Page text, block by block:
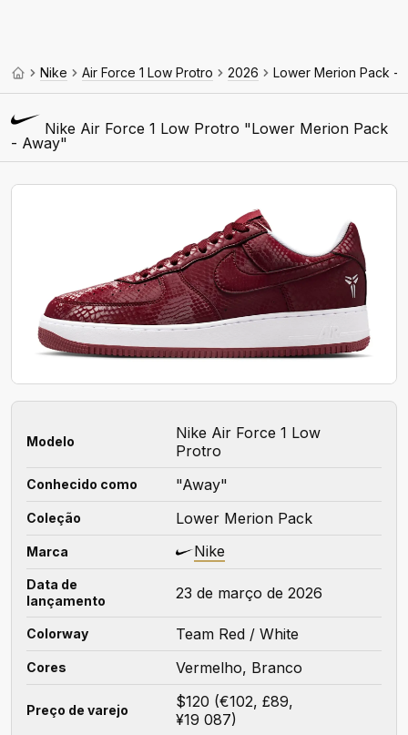
Nike Air Force 1 Low Protro 2026 Lower Merion Pack -
Nike Air Force 1 Low Protro "Lower Merion Pack
- Away"
Modelo
Nike Air Force 1 Low
Protro
Conhecido como "Away"
Coleção Lower Merion Pack
Marca Nike
Data de
lançamento
23 de março de 2026
Colorway Team Red / White
Cores Vermelho, Branco
Preço de varejo
$120 (€102, £89,
¥19 087)